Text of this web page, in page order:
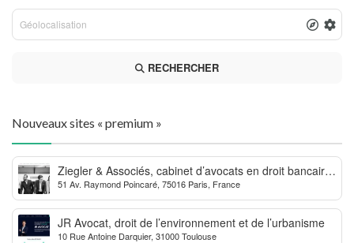
RECHERCHER
Nouveaux sites « premium »
Ziegler & Associés, cabinet d’avocats en droit bancaire,
cryptomonnaie et escroqueries financières
51 Av. Raymond Poincaré, 75016 Paris, France
JR Avocat, droit de l’environnement et de l’urbanisme
10 Rue Antoine Darquier, 31000 Toulouse